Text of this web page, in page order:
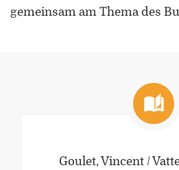
Studies”
gemeinsam am Thema des
Goulet, Vincent /